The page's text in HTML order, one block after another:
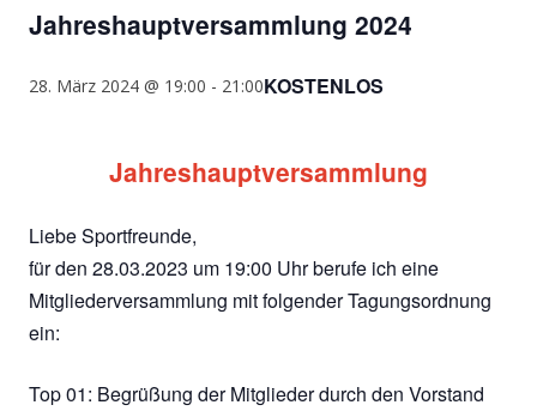
Jahreshauptversammlung 2024
28. März 2024 @ 19:00 - 21:00KOSTENLOS
Jahreshauptversammlung
Liebe Sportfreunde,
für den 28.03.2023 um 19:00 Uhr berufe ich eine
Mitgliederversammlung mit folgender Tagungsordnung
ein:
Top 01: Begrüßung der Mitglieder durch den Vorstand